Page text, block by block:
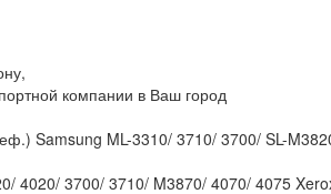
компании в Ваш город
Samsung ML-3310/ 3710/ 3700/ SL-
4020/ 3700/ 3710/ M3870/ 4070/ 4075